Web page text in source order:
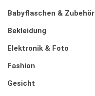
Babyflaschen & Zubehör
Bekleidung
Elektronik & Foto
Fashion
Gesicht